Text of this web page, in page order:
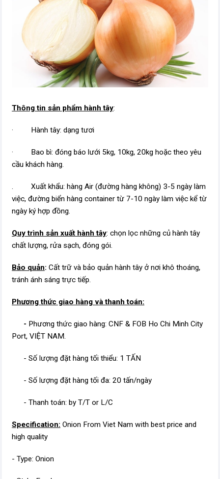
Thông tin sản phẩm hành tây:
· Hành tây: dạng tươi
· Bao bì: đóng báo lưới 5kg, 10kg, 20kg hoặc theo yêu
cầu khách hàng.
. Xuất khẩu: hàng Air (đường hàng không) 3-5 ngày làm
việc, đường biển hàng container từ 7-10 ngày làm việc kể từ
ngày ký hợp đồng.
Quy trình sản xuất hành tây: chọn lọc những củ hành tây
chất lượng, rửa sạch, đóng gói.
Bảo quản: Cất trữ và bảo quản hành tây ở nơi khô thoáng,
tránh ánh sáng trực tiếp.
Phương thức giao hàng và thanh toán:
- Phương thức giao hàng: CNF & FOB Ho Chi Minh City
Port, VIỆT NAM.
- Số lượng đặt hàng tối thiểu: 1 TẤN
- Số lượng đặt hàng tối đa: 20 tấn/ngày
- Thanh toán: by T/T or L/C
Specification: Onion From Viet Nam with best price and
high quality
- Type: Onion